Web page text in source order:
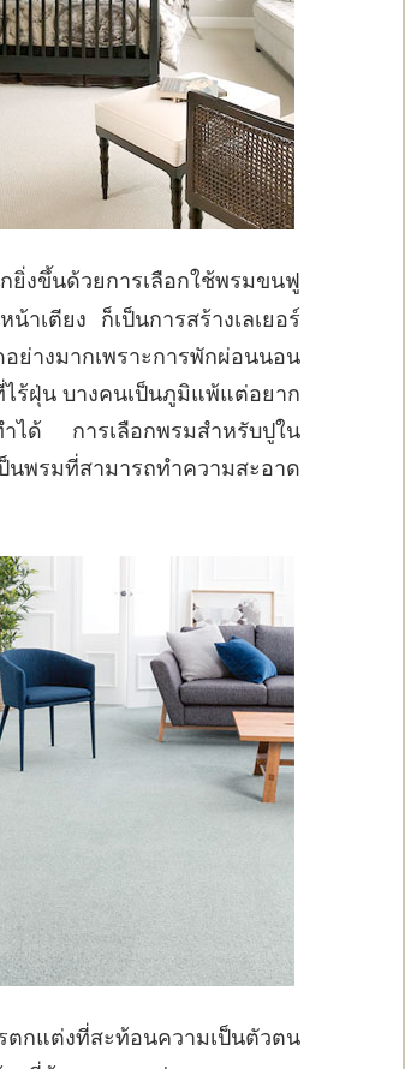
งขึ้นด้วยการเลือกใช้พรมขนฟู
าเตียง ก็เป็นการสร้างเลเยอร์
ย่างมากเพราะการพักผ่อนนอน
ร้ฝุ่น บางคนเป็นภูมิแพ้แต่อยาก
ำได้ การเลือกพรมสำหรับปูใน
พรมที่สามารถทำความสะอาด
ตกแต่งที่สะท้อนความเป็นตัวตน